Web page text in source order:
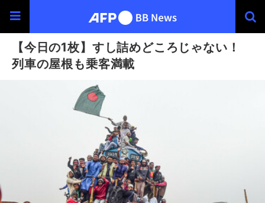
【今日の1枚】すし詰めどころじゃない！
列車の屋根も乗客満載